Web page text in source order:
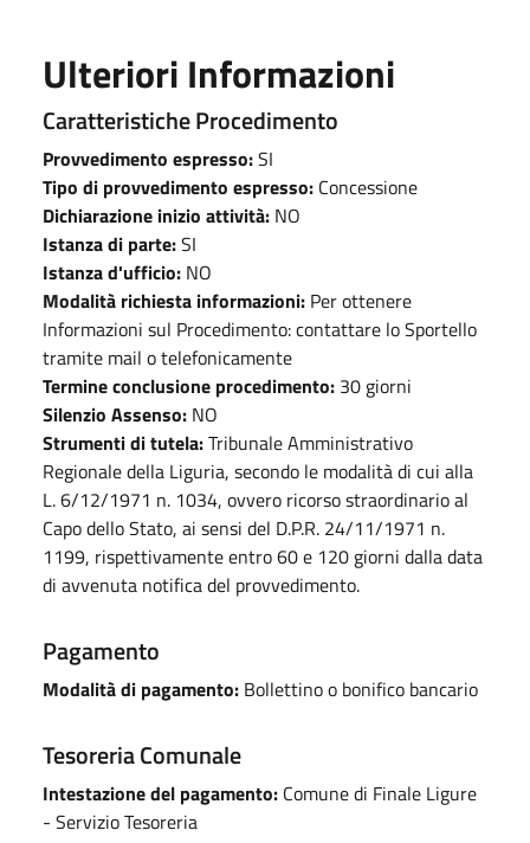
Ulteriori Informazioni
Caratteristiche Procedimento
Provvedimento espresso:SI
Tipo di provvedimento espresso: Concessione
Dichiarazione inizio attività: NO
Istanza di parte:SI
Istanza d'ufficio: NO
Modalità richiesta informazioni: Per ottenere
Informazioni sul Procedimento: contattare lo Sportello
tramite mail o telefonicamente
Termine conclusione procedimento: 30 giorni
Silenzio Assenso: NO
Strumenti di tutela:Tribunale Amministrativo
Regionale della Liguria, secondo le modalità di cui alla
L. 6/12/1971 n. 1034, ovvero ricorso straordinario al
Capo dello Stato, ai sensi del D.P.R. 24/11/1971 n.
1199, rispettivamente entro 60 e 120 giorni dalla data
di avvenuta notifica del provvedimento.
Pagamento
Modalità di pagamento: Bollettino o bonifico bancario
Tesoreria Comunale
Intestazione del pagamento: Comune di Finale Ligure
- Servizio Tesoreria